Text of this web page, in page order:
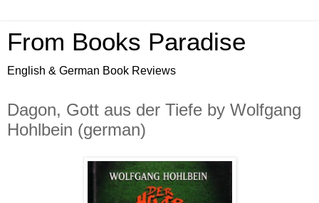
From Books Paradise
English & German Book Reviews
Dagon, Gott aus der Tiefe by Wolfgang
Hohlbein (german)